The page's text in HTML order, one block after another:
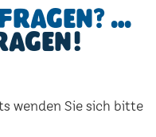
…
wenden Sie sich bitte